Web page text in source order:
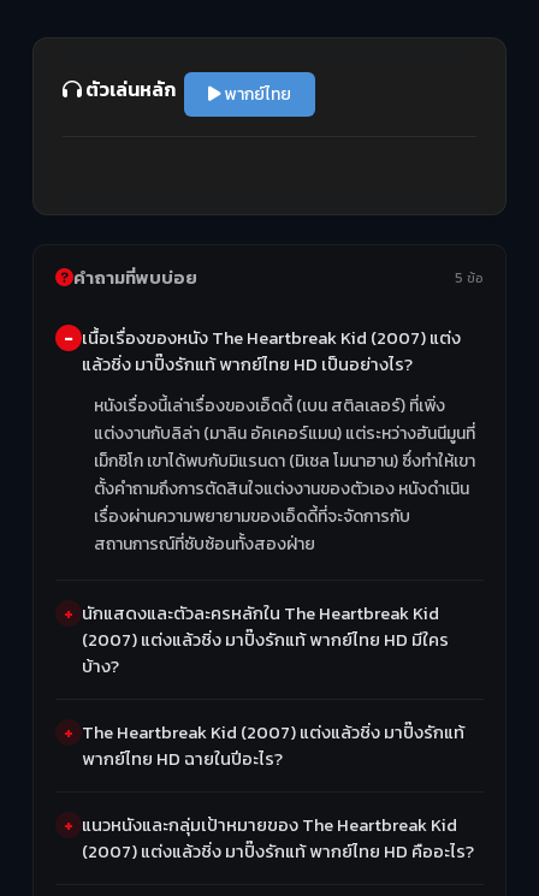
ตัวเล่นหลัก พากย์ไทย
คำถามที่พบบ่อย 5 ข้อ
เนื้อเรื่องของหนัง The Heartbreak Kid (2007) แต่ง
แล้วชิ่ง มาปิ๊งรักแท้ พากย์ไทย HD เป็นอย่างไร?
หนังเรื่องนี้เล่าเรื่องของเอ็ดดี้ (เบน สติลเลอร์) ที่เพิ่ง
แต่งงานกับลิล่า (มาลิน อัคเคอร์แมน) แต่ระหว่างฮันนีมูนที่
เม็กซิโก เขาได้พบกับมิแรนดา (มิเชล โมนาฮาน) ซึ่งทำให้เขา
ตั้งคำถามถึงการตัดสินใจแต่งงานของตัวเอง หนังดำเนิน
เรื่องผ่านความพยายามของเอ็ดดี้ที่จะจัดการกับ
สถานการณ์ที่ซับซ้อนทั้งสองฝ่าย
นักแสดงและตัวละครหลักใน The Heartbreak Kid
(2007) แต่งแล้วชิ่ง มาปิ๊งรักแท้ พากย์ไทย HD มีใคร
บ้าง?
The Heartbreak Kid (2007) แต่งแล้วชิ่ง มาปิ๊งรักแท้
พากย์ไทย HD ฉายในปีอะไร?
แนวหนังและกลุ่มเป้าหมายของ The Heartbreak Kid
(2007) แต่งแล้วชิ่ง มาปิ๊งรักแท้ พากย์ไทย HD คืออะไร?